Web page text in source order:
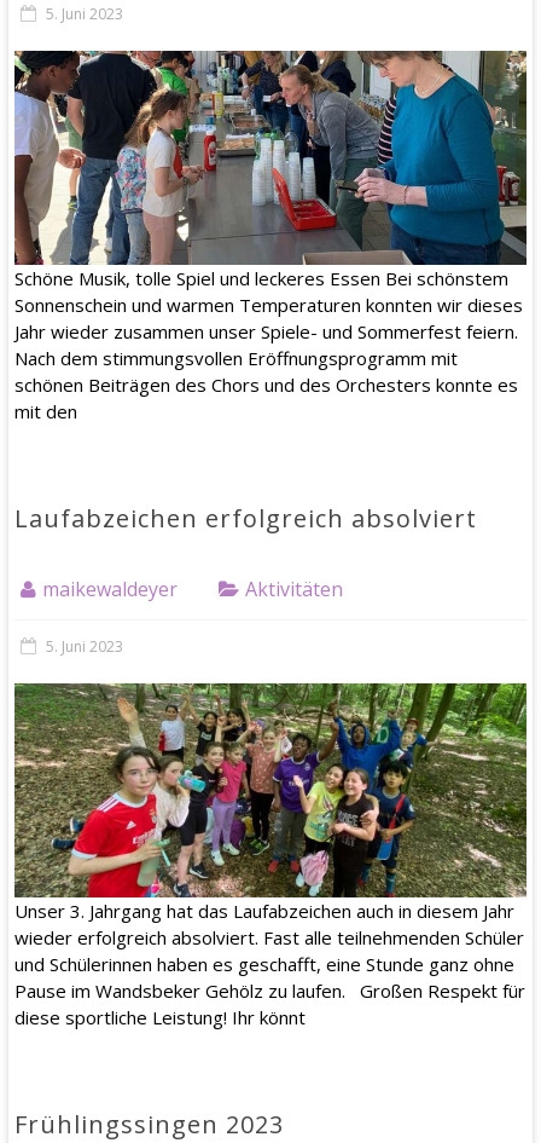
5. Juni 2023
Schöne Musik, tolle Spiel und leckeres Essen Bei schönstem
Sonnenschein und warmen Temperaturen konnten wir dieses
Jahr wieder zusammen unser Spiele- und Sommerfest feiern.
Nach dem stimmungsvollen Eröffnungsprogramm mit
schönen Beiträgen des Chors und des Orchesters konnte es
mit den
Laufabzeichen erfolgreich absolviert
maikewaldeyer Aktivitäten
5. Juni 2023
Unser 3. Jahrgang hat das Laufabzeichen auch in diesem Jahr
wieder erfolgreich absolviert. Fast alle teilnehmenden Schüler
und Schülerinnen haben es geschafft, eine Stunde ganz ohne
Pause im Wandsbeker Gehölz zu laufen. Großen Respekt für
diese sportliche Leistung! Ihr könnt
Frühlingssingen 2023